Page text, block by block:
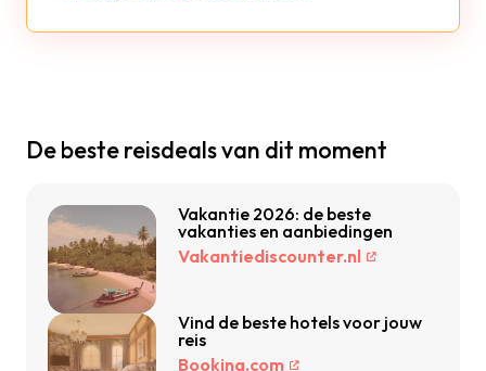
De beste reisdeals van dit moment
Vakantie 2026: de beste
vakanties en aanbiedingen
Vakantiediscounter.nl
Vind de beste hotels voor jouw
reis
Booking.com